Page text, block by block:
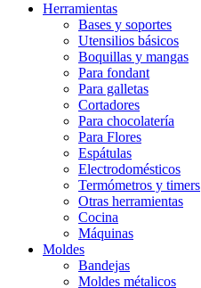
Herramientas
Bases y soportes
Utensilios básicos
Boquillas y mangas
Para fondant
Para galletas
Cortadores
Para chocolatería
Para Flores
Espátulas
Electrodomésticos
Termómetros y timers
Otras herramientas
Cocina
Máquinas
Moldes
Bandejas
Moldes métalicos